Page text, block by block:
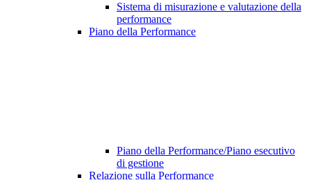
Sistema di misurazione e valutazione della
performance
Piano della Performance
Piano della Performance/Piano esecutivo
di gestione
Relazione sulla Performance